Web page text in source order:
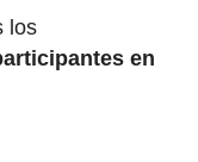
los
en